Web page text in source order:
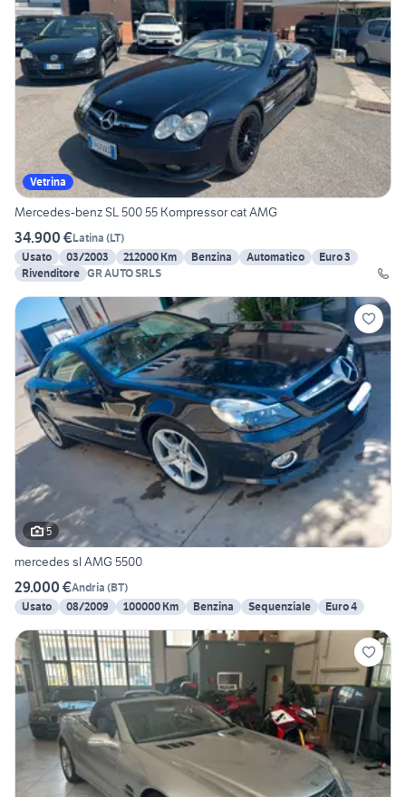
Vetrina
Mercedes-benz SL 500 55 Kompressor cat AMG
34.900 €Latina (LT)
Usato
03/2003 212000 Km Benzina Automatico
Euro 3
Rivenditore GR AUTO SRLS
5
mercedes sl AMG 5500
29.000 €Andria (BT)
Usato
08/2009 100000 Km Benzina Sequenziale Euro 4